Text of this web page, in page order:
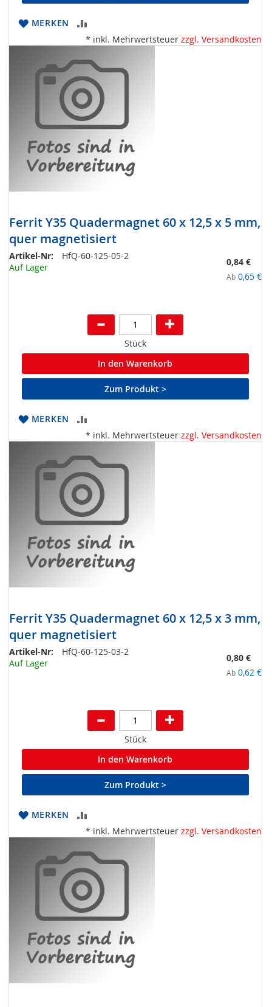
MERKEN
VERGLEICHSLISTE
HINZUFÜGEN
* inkl. Mehrwertsteuer zzgl. Versandkosten
Ferrit Y35 Quadermagnet 60 x 12,5 x 5 mm,
quer magnetisiert
Artikel-Nr:
HfQ-60-125-05-2
Auf Lager
0,84 €
Ab 0,65 €
Stück
In den Warenkorb
Zum Produkt >
MERKEN
VERGLEICHSLISTE
HINZUFÜGEN
* inkl. Mehrwertsteuer zzgl. Versandkosten
Ferrit Y35 Quadermagnet 60 x 12,5 x 3 mm,
quer magnetisiert
Artikel-Nr:
HfQ-60-125-03-2
Auf Lager
0,80 €
Ab 0,62 €
Stück
In den Warenkorb
Zum Produkt >
MERKEN
VERGLEICHSLISTE
HINZUFÜGEN
* inkl. Mehrwertsteuer zzgl. Versandkosten